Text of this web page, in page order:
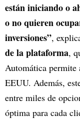
están iniciando o
o no quieren
inversiones”,
de la plataforma,
Automática permite
EEUU. Además,
entre miles de
óptima para cada